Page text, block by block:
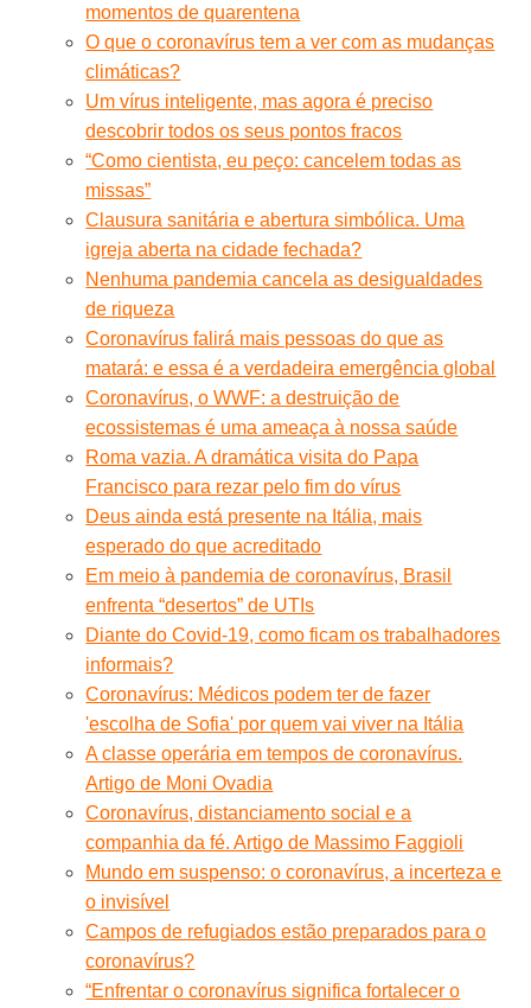
momentos de quarentena
O que o coronavírus tem a ver com as mudanças
climáticas?
Um vírus inteligente, mas agora é preciso
descobrir todos os seus pontos fracos
“Como cientista, eu peço: cancelem todas as
missas”
Clausura sanitária e abertura simbólica. Uma
igreja aberta na cidade fechada?
Nenhuma pandemia cancela as desigualdades
de riqueza
Coronavírus falirá mais pessoas do que as
matará: e essa é a verdadeira emergência global
Coronavírus, o WWF: a destruição de
ecossistemas é uma ameaça à nossa saúde
Roma vazia. A dramática visita do Papa
Francisco para rezar pelo fim do vírus
Deus ainda está presente na Itália, mais
esperado do que acreditado
Em meio à pandemia de coronavírus, Brasil
enfrenta “desertos” de UTIs
Diante do Covid-19, como ficam os trabalhadores
informais?
Coronavírus: Médicos podem ter de fazer
'escolha de Sofia' por quem vai viver na Itália
A classe operária em tempos de coronavírus.
Artigo de Moni Ovadia
Coronavírus, distanciamento social e a
companhia da fé. Artigo de Massimo Faggioli
Mundo em suspenso: o coronavírus, a incerteza e
o invisível
Campos de refugiados estão preparados para o
coronavírus?
“Enfrentar o coronavírus significa fortalecer o